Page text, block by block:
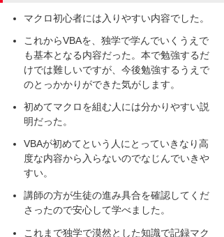
マクロ初心者には入りやすい内容でした。
これからVBAを、独学で学んでいくうえで
も基本となる内容だった。本で勉強するだ
けでは難しいですが、今後勉強するうえで
のとっかかりができた気がします。
初めてマクロを組む人には分かりやすい説
明だった。
VBAが初めてという人にとっていきなり高
度な内容から入らないのでなじんでいきや
すい。
講師の方が生徒の進み具合を確認してくだ
さったので安心して学べました。
これまで独学で漠然とした知識で記録マク